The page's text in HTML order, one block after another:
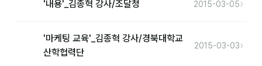
'내용'_김종혁 강사/조달청 2015-03-05›
'마케팅 교육'_김종혁 강사/경북대학교
산학협력단
2015-03-03›